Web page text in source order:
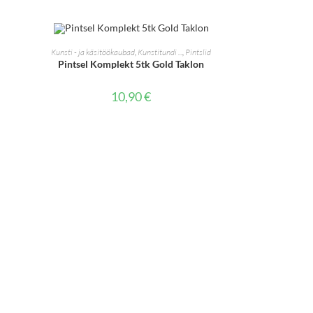
LISA KORVI
Kunsti - ja käsitöökaubad, Kunstitundi ..., Pintslid
Pintsel Komplekt 5tk Gold Taklon
10,90€